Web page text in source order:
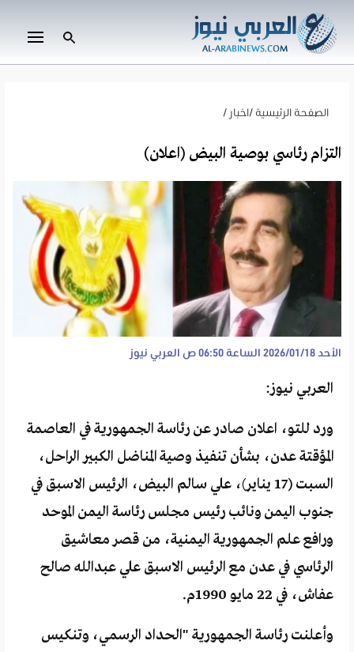
الصفحة الرئيسية /اخبار /
التزام رئاسي بوصية البيض (اعلان)
الأحد 2026/01/18 الساعة 06:50 ص العربي نيوز
العربي نيوز:
ورد للتو، اعلان صادر عن رئاسة الجمهورية في العاصمة
المؤقتة عدن، بشأن تنفيذ وصية المناضل الكبير الراحل،
السبت (17 يناير)، علي سالم البيض، الرئيس الاسبق في
جنوب اليمن ونائب رئيس مجلس رئاسة اليمن الموحد
ورافع علم الجمهورية اليمنية، من قصر معاشيق
الرئاسي في عدن مع الرئيس الاسبق علي عبدالله صالح
عفاش، في 22 مايو 1990م.
وأعلنت رئاسة الجمهورية "الحداد الرسمي، وتنكيس